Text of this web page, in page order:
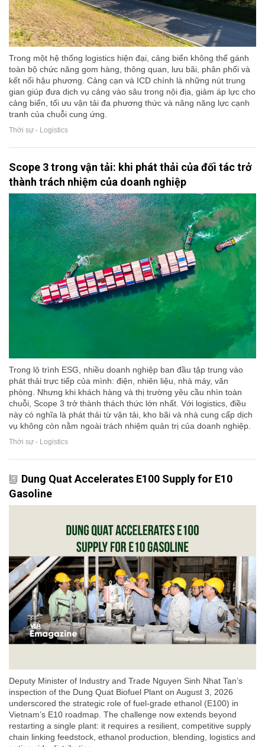
Trong một hệ thống logistics hiện đại, cảng biển không thể gánh
toàn bộ chức năng gom hàng, thông quan, lưu bãi, phân phối và
kết nối hậu phương. Cảng cạn và ICD chính là những nút trung
gian giúp đưa dịch vụ cảng vào sâu trong nội địa, giảm áp lực cho
cảng biển, tối ưu vận tải đa phương thức và nâng năng lực cạnh
tranh của chuỗi cung ứng.
Thời sự - Logistics
Scope 3 trong vận tải: khi phát thải của đối tác trở
thành trách nhiệm của doanh nghiệp
Trong lộ trình ESG, nhiều doanh nghiệp ban đầu tập trung vào
phát thải trực tiếp của mình: điện, nhiên liệu, nhà máy, văn
phòng. Nhưng khi khách hàng và thị trường yêu cầu nhìn toàn
chuỗi, Scope 3 trở thành thách thức lớn nhất. Với logistics, điều
này có nghĩa là phát thải từ vận tải, kho bãi và nhà cung cấp dịch
vụ không còn nằm ngoài trách nhiệm quản trị của doanh nghiệp.
Thời sự - Logistics
Dung Quat Accelerates E100 Supply for E10
Gasoline
Deputy Minister of Industry and Trade Nguyen Sinh Nhat Tan’s
inspection of the Dung Quat Biofuel Plant on August 3, 2026
underscored the strategic role of fuel-grade ethanol (E100) in
Vietnam’s E10 roadmap. The challenge now extends beyond
restarting a single plant: it requires a resilient, competitive supply
chain linking feedstock, ethanol production, blending, logistics and